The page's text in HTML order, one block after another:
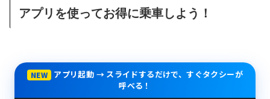
アプリを使ってお得に乗車しよう！
NEW
アプリ起動 → スライドするだけで、すぐタクシーが
呼べる！